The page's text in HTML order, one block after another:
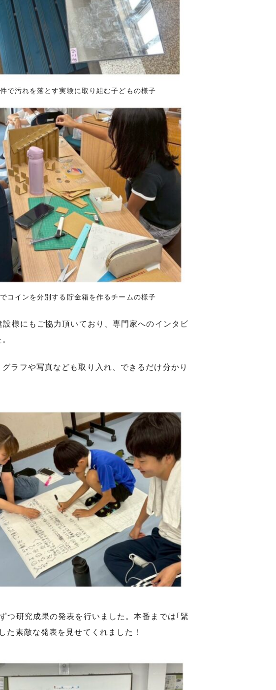
汚れを落とす実験に取り組む子どもの様子
インを分別する貯金箱を作るチームの様子
様にもご協力頂いており、専門家へのインタビ
ラフや写真なども取り入れ、できるだけ分かり
つ研究成果の発表を行いました。本番までは｢緊
素敵な発表を見せてくれました！